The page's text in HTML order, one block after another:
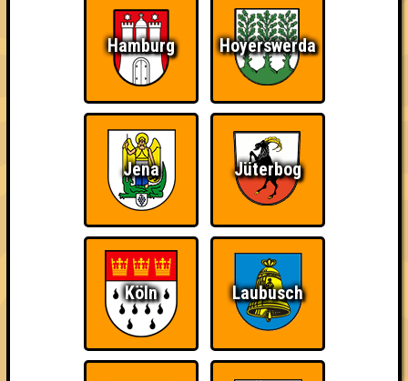
Schon wieder zum
Teil der Oberschicht
Ich suche Gegner,
keine Opfer
Wiederzehn macht
Wir sind immer bei
Euch!
Hamburg Hoyerswerda
Jena Jüterbog
Köln Laubusch